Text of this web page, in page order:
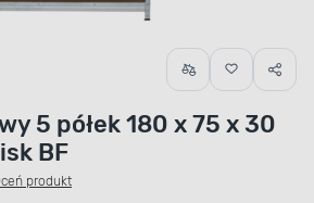
5 półek 180 x 75 x 30
BF
produkt